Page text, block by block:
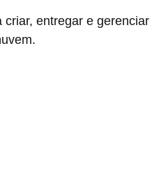
entregar e gerenciar